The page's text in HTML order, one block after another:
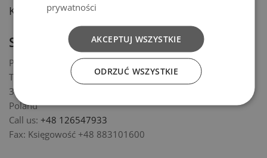
Kontakt
Store information
Practic sp. z o.o. S.K.A.
Targowisko 499A
32-015 Targowisko
Poland
Call us: +48 126547933
Fax: Księgowość +48 883101600
prywatności
AKCEPTUJ WSZYSTKIE
ODRZUĆ WSZYSTKIE